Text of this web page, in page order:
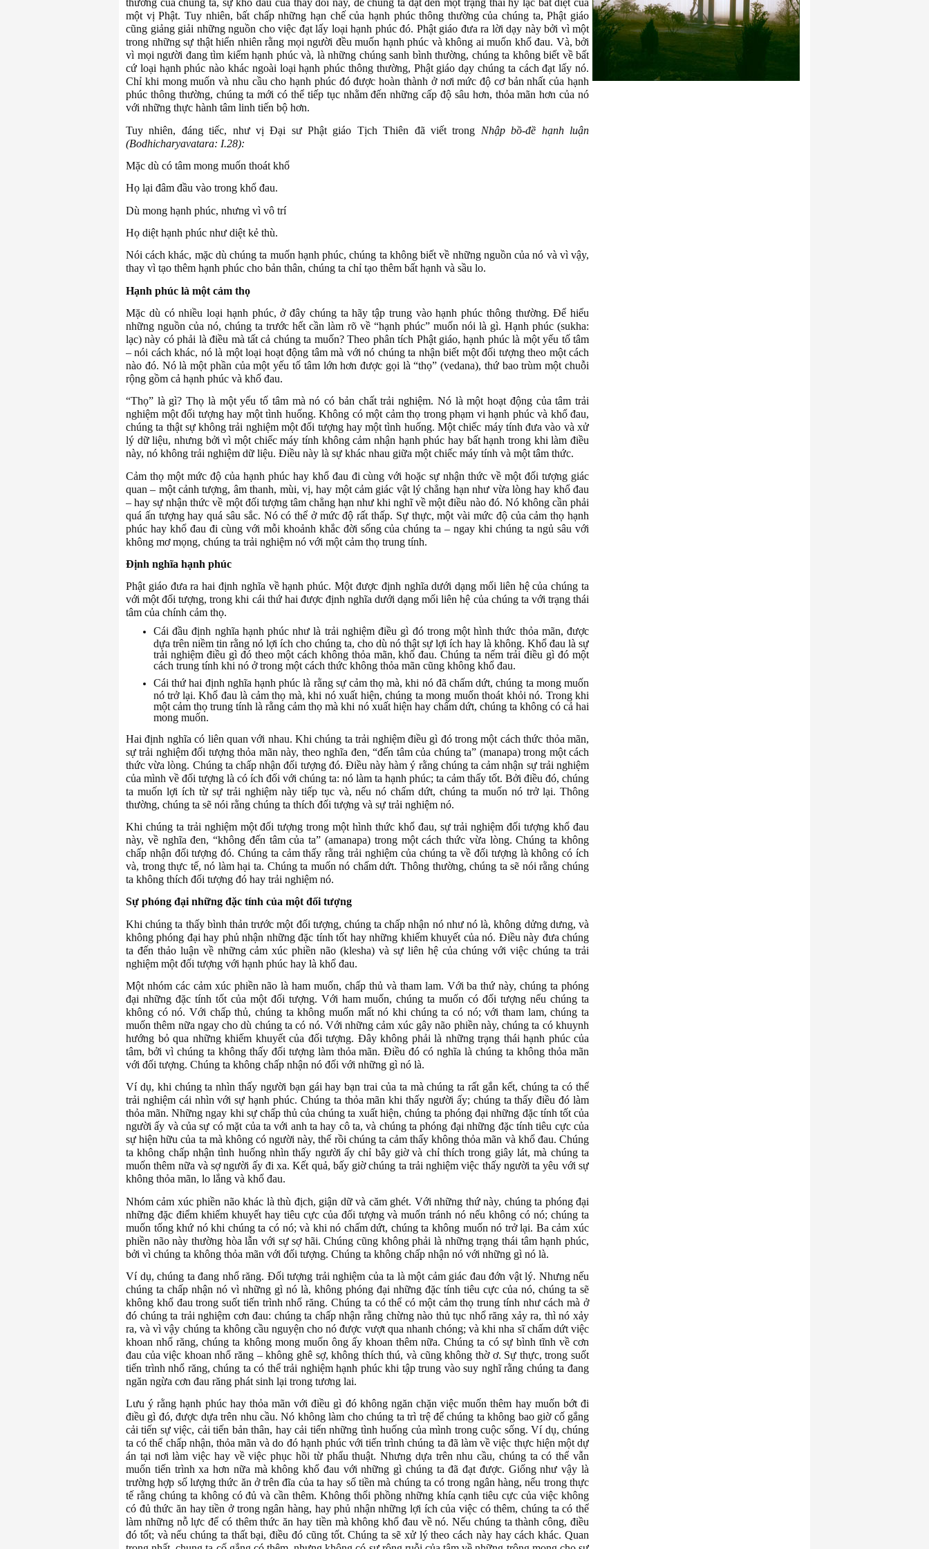
thường của chúng ta, sự khổ đau của thay đổi này, để chúng ta đạt đến một trạng thái hỷ lạc bất diệt của
một vị Phật. Tuy nhiên, bất chấp những hạn chế của hạnh phúc thông thường của chúng ta, Phật giáo
cũng giảng giải những nguồn cho việc đạt lấy loại hạnh phúc đó. Phật giáo đưa ra lời dạy này bởi vì một
trong những sự thật hiển nhiên rằng mọi người đều muốn hạnh phúc và không ai muốn khổ đau. Và, bởi
vì mọi người đang tìm kiếm hạnh phúc và, là những chúng sanh bình thường, chúng ta không biết về bất
cứ loại hạnh phúc nào khác ngoài loại hạnh phúc thông thường, Phật giáo dạy chúng ta cách đạt lấy nó.
Chỉ khi mong muốn và nhu cầu cho hạnh phúc đó được hoàn thành ở nơi mức độ cơ bản nhất của hạnh
phúc thông thường, chúng ta mới có thể tiếp tục nhằm đến những cấp độ sâu hơn, thỏa mãn hơn của nó
với những thực hành tâm linh tiến bộ hơn.
Tuy nhiên, đáng tiếc, như vị Đại sư Phật giáo Tịch Thiên đã viết trong Nhập bồ-đề hạnh luận
(Bodhicharyavatara: I.28):
Mặc dù có tâm mong muốn thoát khổ
Họ lại đâm đầu vào trong khổ đau.
Dù mong hạnh phúc, nhưng vì vô trí
Họ diệt hạnh phúc như diệt kẻ thù.
Nói cách khác, mặc dù chúng ta muốn hạnh phúc, chúng ta không biết về những nguồn của nó và vì vậy,
thay vì tạo thêm hạnh phúc cho bản thân, chúng ta chỉ tạo thêm bất hạnh và sầu lo.
Hạnh phúc là một cảm thọ
Mặc dù có nhiều loại hạnh phúc, ở đây chúng ta hãy tập trung vào hạnh phúc thông thường. Để hiểu
những nguồn của nó, chúng ta trước hết cần làm rõ về “hạnh phúc” muốn nói là gì. Hạnh phúc (sukha:
lạc) này có phải là điều mà tất cả chúng ta muốn? Theo phân tích Phật giáo, hạnh phúc là một yếu tố tâm
– nói cách khác, nó là một loại hoạt động tâm mà với nó chúng ta nhận biết một đối tượng theo một cách
nào đó. Nó là một phần của một yếu tố tâm lớn hơn được gọi là “thọ” (vedana), thứ bao trùm một chuỗi
rộng gồm cả hạnh phúc và khổ đau.
“Thọ” là gì? Thọ là một yếu tố tâm mà nó có bản chất trải nghiệm. Nó là một hoạt động của tâm trải
nghiệm một đối tượng hay một tình huống. Không có một cảm thọ trong phạm vi hạnh phúc và khổ đau,
chúng ta thật sự không trải nghiệm một đối tượng hay một tình huống. Một chiếc máy tính đưa vào và xử
lý dữ liệu, nhưng bởi vì một chiếc máy tính không cảm nhận hạnh phúc hay bất hạnh trong khi làm điều
này, nó không trải nghiệm dữ liệu. Điều này là sự khác nhau giữa một chiếc máy tính và một tâm thức.
Cảm thọ một mức độ của hạnh phúc hay khổ đau đi cùng với hoặc sự nhận thức về một đối tượng giác
quan – một cảnh tượng, âm thanh, mùi, vị, hay một cảm giác vật lý chẳng hạn như vừa lòng hay khổ đau
– hay sự nhận thức về một đối tượng tâm chẳng hạn như khi nghĩ về một điều nào đó. Nó không cần phải
quá ấn tượng hay quá sâu sắc. Nó có thể ở mức độ rất thấp. Sự thực, một vài mức độ của cảm thọ hạnh
phúc hay khổ đau đi cùng với mỗi khoảnh khắc đời sống của chúng ta – ngay khi chúng ta ngủ sâu với
không mơ mọng, chúng ta trải nghiệm nó với một cảm thọ trung tính.
Định nghĩa hạnh phúc
Phật giáo đưa ra hai định nghĩa về hạnh phúc. Một được định nghĩa dưới dạng mối liên hệ của chúng ta
với một đối tượng, trong khi cái thứ hai được định nghĩa dưới dạng mối liên hệ của chúng ta với trạng thái
tâm của chính cảm thọ.
Cái đầu định nghĩa hạnh phúc như là trải nghiệm điều gì đó trong một hình thức thỏa mãn, được
dựa trên niềm tin rằng nó lợi ích cho chúng ta, cho dù nó thật sự lợi ích hay là không. Khổ đau là sự
trải nghiệm điều gì đó theo một cách không thỏa mãn, khổ đau. Chúng ta nếm trải điều gì đó một
cách trung tính khi nó ở trong một cách thức không thỏa mãn cũng không khổ đau.
Cái thứ hai định nghĩa hạnh phúc là rằng sự cảm thọ mà, khi nó đã chấm dứt, chúng ta mong muốn
nó trở lại. Khổ đau là cảm thọ mà, khi nó xuất hiện, chúng ta mong muốn thoát khỏi nó. Trong khi
một cảm thọ trung tính là rằng cảm thọ mà khi nó xuất hiện hay chấm dứt, chúng ta không có cả hai
mong muốn.
Hai định nghĩa có liên quan với nhau. Khi chúng ta trải nghiệm điều gì đó trong một cách thức thỏa mãn,
sự trải nghiệm đối tượng thỏa mãn này, theo nghĩa đen, “đến tâm của chúng ta” (manapa) trong một cách
thức vừa lòng. Chúng ta chấp nhận đối tượng đó. Điều này hàm ý rằng chúng ta cảm nhận sự trải nghiệm
của mình về đối tượng là có ích đối với chúng ta: nó làm ta hạnh phúc; ta cảm thấy tốt. Bởi điều đó, chúng
ta muốn lợi ích từ sự trải nghiệm này tiếp tục và, nếu nó chấm dứt, chúng ta muốn nó trở lại. Thông
thường, chúng ta sẽ nói rằng chúng ta thích đối tượng và sự trải nghiệm nó.
Khi chúng ta trải nghiệm một đối tượng trong một hình thức khổ đau, sự trải nghiệm đối tượng khổ đau
này, về nghĩa đen, “không đến tâm của ta” (amanapa) trong một cách thức vừa lòng. Chúng ta không
chấp nhận đối tượng đó. Chúng ta cảm thấy rằng trải nghiệm của chúng ta về đối tượng là không có ích
và, trong thực tế, nó làm hại ta. Chúng ta muốn nó chấm dứt. Thông thường, chúng ta sẽ nói rằng chúng
ta không thích đối tượng đó hay trải nghiệm nó.
Sự phóng đại những đặc tính của một đối tượng
Khi chúng ta thấy bình thản trước một đối tượng, chúng ta chấp nhận nó như nó là, không dửng dưng, và
không phóng đại hay phủ nhận những đặc tính tốt hay những khiếm khuyết của nó. Điều này đưa chúng
ta đến thảo luận về những cảm xúc phiền não (klesha) và sự liên hệ của chúng với việc chúng ta trải
nghiệm một đối tượng với hạnh phúc hay là khổ đau.
Một nhóm các cảm xúc phiền não là ham muốn, chấp thủ và tham lam. Với ba thứ này, chúng ta phóng
đại những đặc tính tốt của một đối tượng. Với ham muốn, chúng ta muốn có đối tượng nếu chúng ta
không có nó. Với chấp thủ, chúng ta không muốn mất nó khi chúng ta có nó; với tham lam, chúng ta
muốn thêm nữa ngay cho dù chúng ta có nó. Với những cảm xúc gây não phiền này, chúng ta có khuynh
hướng bỏ qua những khiếm khuyết của đối tượng. Đây không phải là những trạng thái hạnh phúc của
tâm, bởi vì chúng ta không thấy đối tượng làm thỏa mãn. Điều đó có nghĩa là chúng ta không thỏa mãn
với đối tượng. Chúng ta không chấp nhận nó đối với những gì nó là.
Ví dụ, khi chúng ta nhìn thấy người bạn gái hay bạn trai của ta mà chúng ta rất gắn kết, chúng ta có thể
trải nghiệm cái nhìn với sự hạnh phúc. Chúng ta thỏa mãn khi thấy người ấy; chúng ta thấy điều đó làm
thỏa mãn. Những ngay khi sự chấp thủ của chúng ta xuất hiện, chúng ta phóng đại những đặc tính tốt của
người ấy và của sự có mặt của ta với anh ta hay cô ta, và chúng ta phóng đại những đặc tính tiêu cực của
sự hiện hữu của ta mà không có người này, thế rồi chúng ta cảm thấy không thỏa mãn và khổ đau. Chúng
ta không chấp nhận tình huống nhìn thấy người ấy chỉ bây giờ và chỉ thích trong giây lát, mà chúng ta
muốn thêm nữa và sợ người ấy đi xa. Kết quả, bấy giờ chúng ta trải nghiệm việc thấy người ta yêu với sự
không thỏa mãn, lo lắng và khổ đau.
Nhóm cảm xúc phiền não khác là thù địch, giận dữ và căm ghét. Với những thứ này, chúng ta phóng đại
những đặc điểm khiếm khuyết hay tiêu cực của đối tượng và muốn tránh nó nếu không có nó; chúng ta
muốn tống khứ nó khi chúng ta có nó; và khi nó chấm dứt, chúng ta không muốn nó trở lại. Ba cảm xúc
phiền não này thường hòa lẫn với sự sợ hãi. Chúng cũng không phải là những trạng thái tâm hạnh phúc,
bởi vì chúng ta không thỏa mãn với đối tượng. Chúng ta không chấp nhận nó với những gì nó là.
Ví dụ, chúng ta đang nhổ răng. Đối tượng trải nghiệm của ta là một cảm giác đau đớn vật lý. Nhưng nếu
chúng ta chấp nhận nó vì những gì nó là, không phóng đại những đặc tính tiêu cực của nó, chúng ta sẽ
không khổ đau trong suốt tiến trình nhổ răng. Chúng ta có thể có một cảm thọ trung tính như cách mà ở
đó chúng ta trải nghiệm cơn đau: chúng ta chấp nhận rằng chừng nào thủ tục nhổ răng xảy ra, thì nó xảy
ra, và vì vậy chúng ta không cầu nguyện cho nó được vượt qua nhanh chóng; và khi nha sĩ chấm dứt việc
khoan nhổ răng, chúng ta không mong muốn ông ấy khoan thêm nữa. Chúng ta có sự bình tĩnh về cơn
đau của việc khoan nhổ răng – không ghê sợ, không thích thú, và cũng không thờ ơ. Sự thực, trong suốt
tiến trình nhổ răng, chúng ta có thể trải nghiệm hạnh phúc khi tập trung vào suy nghĩ rằng chúng ta đang
ngăn ngừa cơn đau răng phát sinh lại trong tương lai.
Lưu ý rằng hạnh phúc hay thỏa mãn với điều gì đó không ngăn chặn việc muốn thêm hay muốn bớt đi
điều gì đó, được dựa trên nhu cầu. Nó không làm cho chúng ta trì trệ để chúng ta không bao giờ cố gắng
cải tiến sự việc, cải tiến bản thân, hay cải tiến những tình huống của mình trong cuộc sống. Ví dụ, chúng
ta có thể chấp nhận, thỏa mãn và do đó hạnh phúc với tiến trình chúng ta đã làm về việc thực hiện một dự
án tại nơi làm việc hay về việc phục hồi từ phẩu thuật. Nhưng dựa trên nhu cầu, chúng ta có thể vẫn
muốn tiến trình xa hơn nữa mà không khổ đau với những gì chúng ta đã đạt được. Giống như vậy là
trường hợp số lượng thức ăn ở trên đĩa của ta hay số tiền mà chúng ta có trong ngân hàng, nếu trong thực
tế rằng chúng ta không có đủ và cần thêm. Không thổi phồng những khía cạnh tiêu cực của việc không
có đủ thức ăn hay tiền ở trong ngân hàng, hay phủ nhận những lợi ích của việc có thêm, chúng ta có thể
làm những nỗ lực để có thêm thức ăn hay tiền mà không khổ đau về nó. Nếu chúng ta thành công, điều
đó tốt; và nếu chúng ta thất bại, điều đó cũng tốt. Chúng ta sẽ xử lý theo cách này hay cách khác. Quan